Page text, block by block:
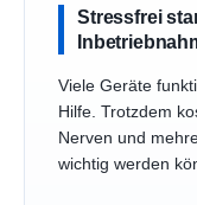
Stressfrei
Viele Geräte
Hilfe. Trotzdem
Nerven und
wichtig werden